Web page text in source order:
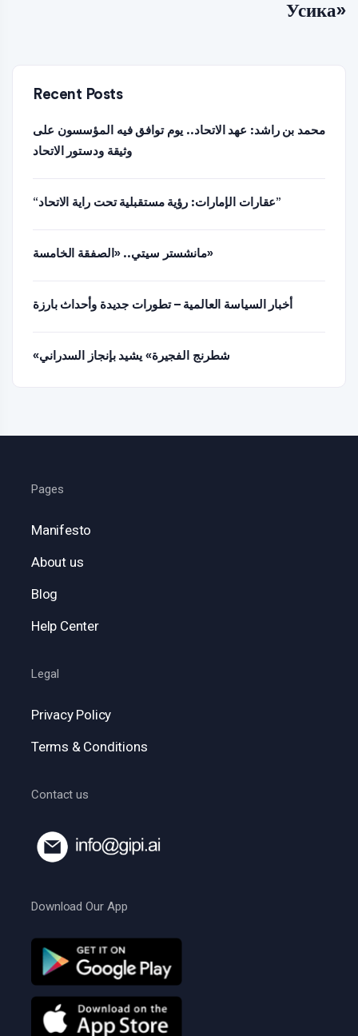
Усика»
Recent Posts
محمد بن راشد: عهد الاتحاد.. يوم توافق فيه المؤسسون على
وثيقة ودستور الاتحاد
“عقارات الإمارات: رؤية مستقبلية تحت راية الاتحاد”
مانشستر سيتي.. «الصفقة الخامسة»
أخبار السياسة العالمية – تطورات جديدة وأحداث بارزة
«شطرنج الفجيرة» يشيد بإنجاز السدراني
Pages
Manifesto
About us
Blog
Help Center
Legal
Privacy Policy
Terms & Conditions
Contact us
Download Our App